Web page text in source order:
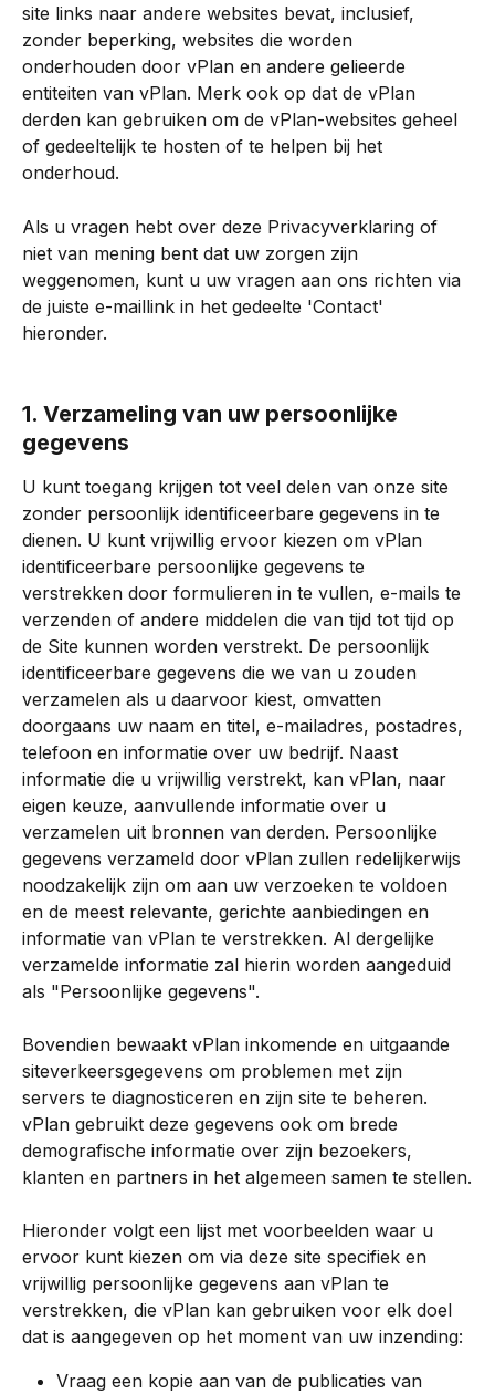
site links naar andere websites bevat, inclusief,
zonder beperking, websites die worden
onderhouden door vPlan en andere gelieerde
entiteiten van vPlan. Merk ook op dat de vPlan
derden kan gebruiken om de vPlan-websites geheel
of gedeeltelijk te hosten of te helpen bij het
onderhoud.
Als u vragen hebt over deze Privacyverklaring of
niet van mening bent dat uw zorgen zijn
weggenomen, kunt u uw vragen aan ons richten via
de juiste e-maillink in het gedeelte 'Contact'
hieronder.
1. Verzameling van uw persoonlijke
gegevens
U kunt toegang krijgen tot veel delen van onze site
zonder persoonlijk identificeerbare gegevens in te
dienen. U kunt vrijwillig ervoor kiezen om vPlan
identificeerbare persoonlijke gegevens te
verstrekken door formulieren in te vullen, e-mails te
verzenden of andere middelen die van tijd tot tijd op
de Site kunnen worden verstrekt. De persoonlijk
identificeerbare gegevens die we van u zouden
verzamelen als u daarvoor kiest, omvatten
doorgaans uw naam en titel, e-mailadres, postadres,
telefoon en informatie over uw bedrijf. Naast
informatie die u vrijwillig verstrekt, kan vPlan, naar
eigen keuze, aanvullende informatie over u
verzamelen uit bronnen van derden. Persoonlijke
gegevens verzameld door vPlan zullen redelijkerwijs
noodzakelijk zijn om aan uw verzoeken te voldoen
en de meest relevante, gerichte aanbiedingen en
informatie van vPlan te verstrekken. Al dergelijke
verzamelde informatie zal hierin worden aangeduid
als "Persoonlijke gegevens".
Bovendien bewaakt vPlan inkomende en uitgaande
siteverkeersgegevens om problemen met zijn
servers te diagnosticeren en zijn site te beheren.
vPlan gebruikt deze gegevens ook om brede
demografische informatie over zijn bezoekers,
klanten en partners in het algemeen samen te stellen.
Hieronder volgt een lijst met voorbeelden waar u
ervoor kunt kiezen om via deze site specifiek en
vrijwillig persoonlijke gegevens aan vPlan te
verstrekken, die vPlan kan gebruiken voor elk doel
dat is aangegeven op het moment van uw inzending:
Vraag een kopie aan van de publicaties van